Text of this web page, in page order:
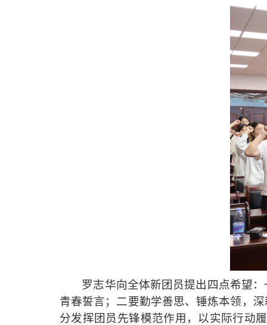
罗志华向全体新团员提出四点希望
青春誓言；二要勤学善思、锤炼本领，
分发挥团员先锋模范作用，以实际行动